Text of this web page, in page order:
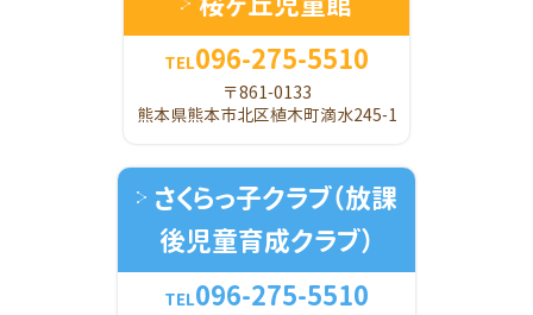
TEL096-275-5510
〒861-0133
熊本県熊本市北区植木町滴水245-1
さくらっ子クラブ（放課
後児童育成クラブ）
TEL096-275-5510